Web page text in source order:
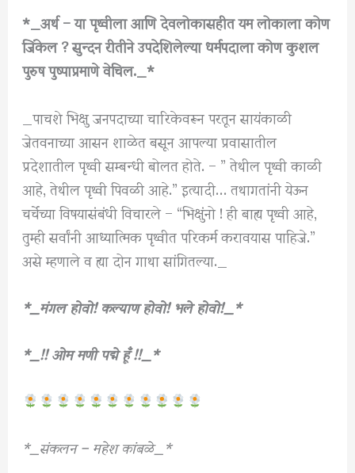
*_अर्थ – या पृथ्वीला आणि देवलोकासहीत यम लोकाला कोण
जिंकेल ? सुन्दन रीतीने उपदेशिलेल्या धर्मपदाला कोण कुशल
पुरुष पुष्पाप्रमाणे वेचिल._*
_पाचशे भिक्षु जनपदाच्या चारिकेवरून परतून सायंकाळी
जेतवनाच्या आसन शाळेत बसून आपल्या प्रवासातील
प्रदेशातील पृथ्वी सम्बन्धी बोलत होते. – ” तेथील पृथ्वी काळी
आहे, तेथील पृथ्वी पिवळी आहे.” इत्यादी… तथागतांनी येऊन
चर्चेच्या विषयासंबंधी विचारले – “भिक्षुंनो ! ही बाह्य पृथ्वी आहे,
तुम्ही सर्वांनी आध्यात्मिक पृथ्वीत परिकर्म करावयास पाहिजे.”
असे म्हणाले व ह्या दोन गाथा सांगितल्या._
*_मंगल होवो! कल्याण होवो! भले होवो!_*
*_!! ओम मणी पद्मे हूँ !!_*
*_संकलन – महेश कांबळे_*